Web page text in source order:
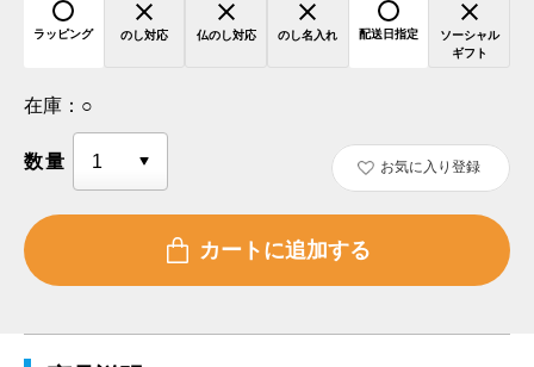
ラッピング のし対応 仏のし対応 のし名入れ 配送日指定
ソーシャル
ギフト
在庫： ○
数量 お気に入り登録